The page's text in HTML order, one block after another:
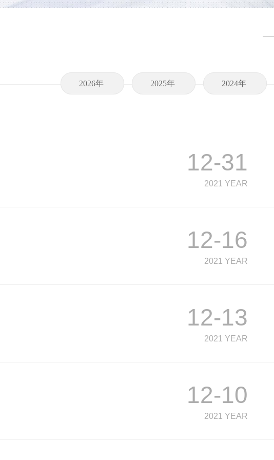
2026年 2025年 2024年
12-31
2021 YEAR
12-16
2021 YEAR
12-13
2021 YEAR
12-10
2021 YEAR